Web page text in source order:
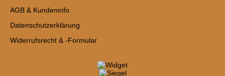
AGB & Kundeninfo
Datenschutzerklärung
Widerrufsrecht & -Formular